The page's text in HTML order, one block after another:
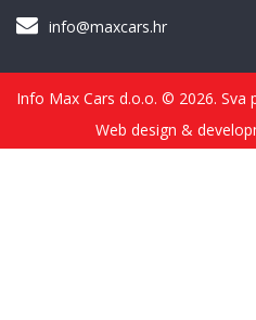
info@maxcars.hr
Info Max Cars d.o.o. © 2026. Sva
Web design &